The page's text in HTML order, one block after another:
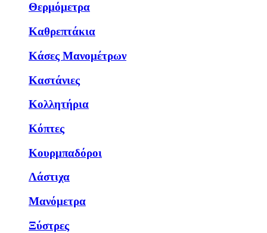
Θερμόμετρα
Καθρεπτάκια
Κάσες Μανομέτρων
Καστάνιες
Κολλητήρια
Κόπτες
Κουρμπαδόροι
Λάστιχα
Μανόμετρα
Ξύστρες